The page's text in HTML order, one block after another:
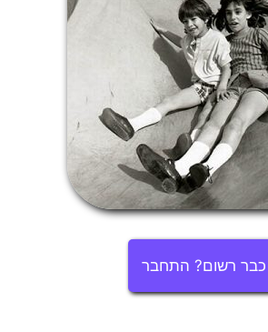
כבר רשום? התחבר